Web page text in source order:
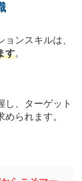
ンスキルは、
す。
し、ターゲット
られます。